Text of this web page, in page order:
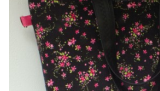
CEDULKY
MOJE POSLEDNÍ PRÁCE